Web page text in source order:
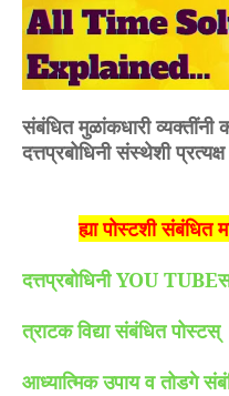
संबंधित मुळांकधारी व्यक्तींनी
दत्तप्रबोधिनी संस्थेशी
ह्या पोस्टशी संबंधित
दत्तप्रबोधिनी YOU
त्राटक विद्या संबंधित पोस्टस्
आध्यात्मिक उपाय व तोडगे